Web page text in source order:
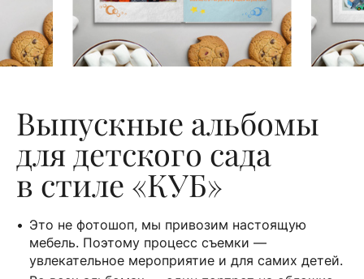
Выпускные альбомы
для детского сада
в стиле «КУБ»
Это не фотошоп, мы привозим настоящую
мебель. Поэтому процесс съемки —
увлекательное мероприятие и для самих детей.